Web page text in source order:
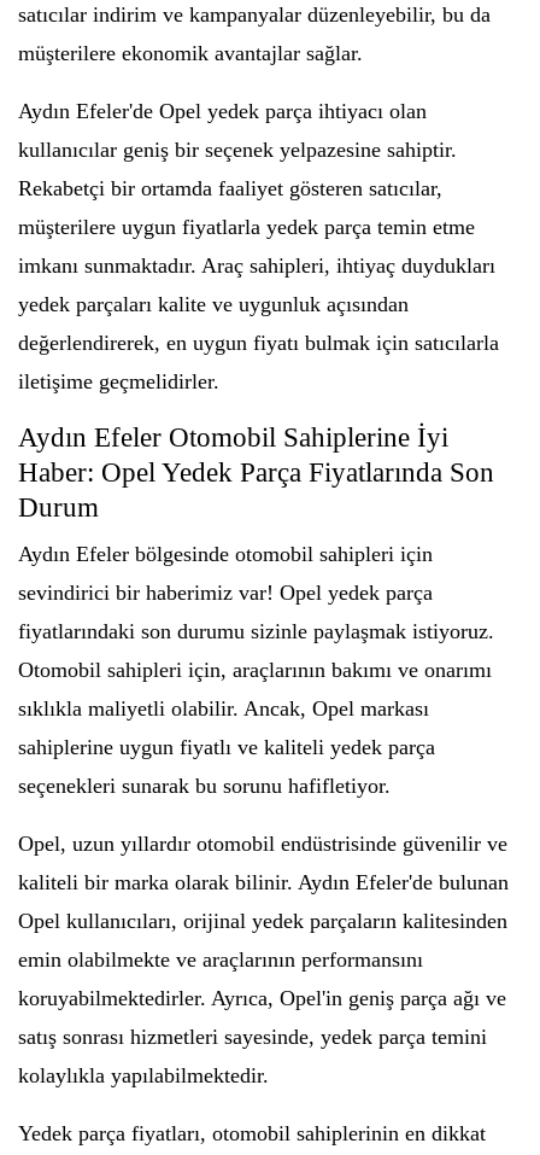
satıcılar indirim ve kampanyalar düzenleyebilir, bu da
müşterilere ekonomik avantajlar sağlar.
Aydın Efeler'de Opel yedek parça ihtiyacı olan
kullanıcılar geniş bir seçenek yelpazesine sahiptir.
Rekabetçi bir ortamda faaliyet gösteren satıcılar,
müşterilere uygun fiyatlarla yedek parça temin etme
imkanı sunmaktadır. Araç sahipleri, ihtiyaç duydukları
yedek parçaları kalite ve uygunluk açısından
değerlendirerek, en uygun fiyatı bulmak için satıcılarla
iletişime geçmelidirler.
Aydın Efeler Otomobil Sahiplerine İyi
Haber: Opel Yedek Parça Fiyatlarında Son
Durum
Aydın Efeler bölgesinde otomobil sahipleri için
sevindirici bir haberimiz var! Opel yedek parça
fiyatlarındaki son durumu sizinle paylaşmak istiyoruz.
Otomobil sahipleri için, araçlarının bakımı ve onarımı
sıklıkla maliyetli olabilir. Ancak, Opel markası
sahiplerine uygun fiyatlı ve kaliteli yedek parça
seçenekleri sunarak bu sorunu hafifletiyor.
Opel, uzun yıllardır otomobil endüstrisinde güvenilir ve
kaliteli bir marka olarak bilinir. Aydın Efeler'de bulunan
Opel kullanıcıları, orijinal yedek parçaların kalitesinden
emin olabilmekte ve araçlarının performansını
koruyabilmektedirler. Ayrıca, Opel'in geniş parça ağı ve
satış sonrası hizmetleri sayesinde, yedek parça temini
kolaylıkla yapılabilmektedir.
Yedek parça fiyatları, otomobil sahiplerinin en dikkat